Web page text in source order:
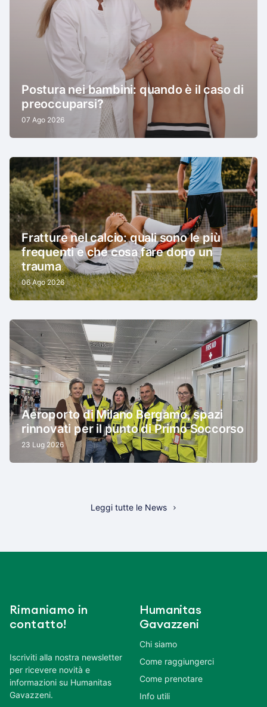
Postura nei bambini: quando è il caso di
preoccuparsi?
07 Ago 2026
Fratture nel calcio: quali sono le più
frequenti e che cosa fare dopo un
trauma
06 Ago 2026
Aeroporto di Milano Bergamo, spazi
rinnovati per il punto di Primo Soccorso
23 Lug 2026
Leggi tutte le News
Rimaniamo in
contatto!
Iscriviti alla nostra newsletter
per ricevere novità e
informazioni su Humanitas
Gavazzeni.
Humanitas
Gavazzeni
Chi siamo
Come raggiungerci
Come prenotare
Info utili